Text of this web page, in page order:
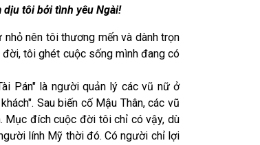
dịu tôi bởi tình yêu Ngài!
nên tôi thương mến và dành trọn
tôi ghét cuộc sống mình đang có
Pán" là người quản lý các vũ nữ ở
Sau biến cố Mậu Thân, các vũ
Mục đích cuộc đời tôi chỉ có vậy, dù
lính Mỹ thời đó. Có người chỉ lợi